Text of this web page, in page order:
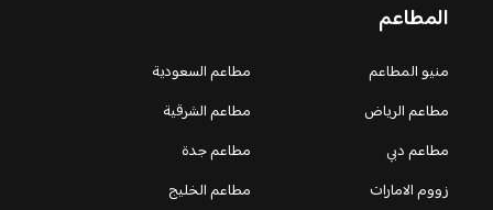
المطاعم
منيو المطاعم
مطاعم السعودية
مطاعم الرياض
مطاعم الشرقية
مطاعم دبي
مطاعم جدة
زووم الامارات
مطاعم الخليج